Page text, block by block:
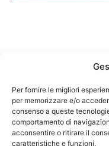
Per fornire le migliori
per memorizzare e/o
consenso a queste
comportamento di
acconsentire o ritirare il
caratteristiche e funzioni.
Federazione
codice
Responsabile